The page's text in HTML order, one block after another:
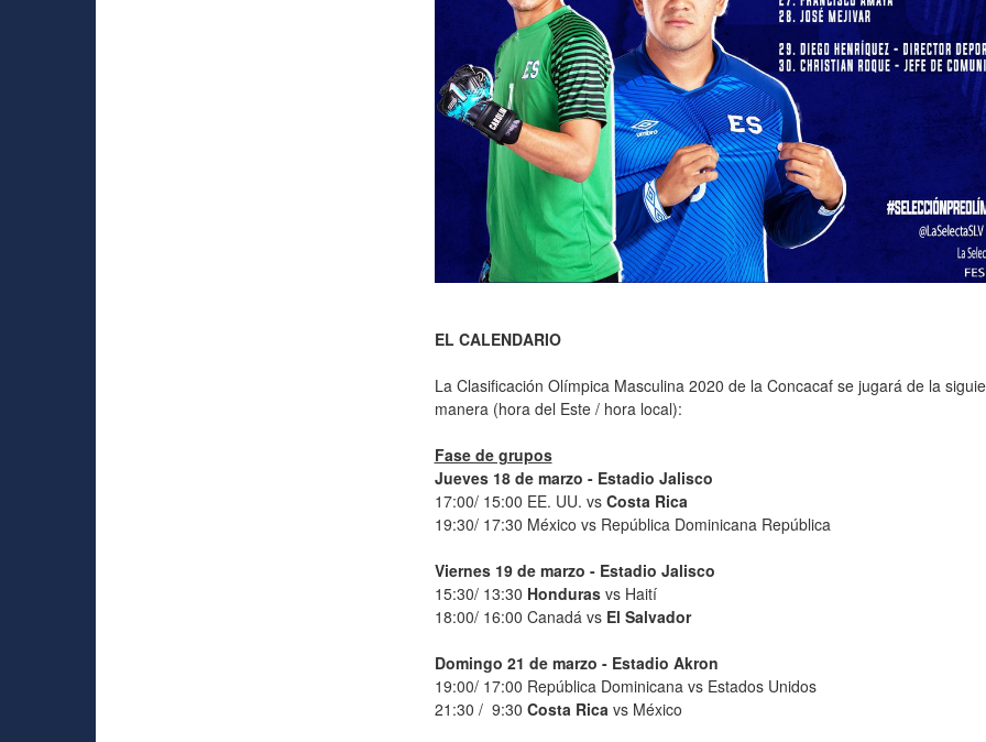
EL CALENDARIO
La Clasificación Olímpica Masculina 2020 de la Concacaf se jugará de la
manera (hora del Este / hora local):
Fase de grupos
Jueves 18 de marzo - Estadio Jalisco
17:00/ 15:00 EE. UU. vs Costa Rica
19:30/ 17:30 México vs República Dominicana República
Viernes 19 de marzo - Estadio Jalisco
15:30/ 13:30 Hondurasvs Haití
18:00/ 16:00 Canadá vs El Salvador
Domingo 21 de marzo - Estadio Akron
19:00/ 17:00 República Dominicana vs Estados Unidos
21:30 / 9:30 Costa Rica vs México